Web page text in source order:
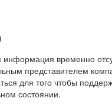
временно
представителем
для того чтобы
состоянии.